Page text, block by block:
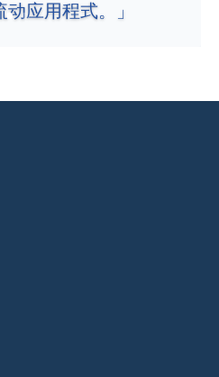
应用程式。」